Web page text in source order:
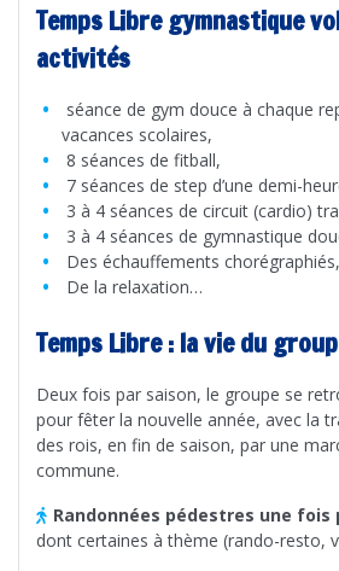
Temps Libre gymnastique
activités
séance de gym douce à chaque
vacances scolaires,
8 séances de fitball,
7 séances de step d’une demi-
3 à 4 séances de circuit (cardio)
3 à 4 séances de gymnastique
Des échauffements chorégraphiés,
De la relaxation…
Temps Libre : la vie du
Deux fois par saison, le groupe se
pour fêter la nouvelle année, avec la
des rois, en fin de saison, par une
commune.
Randonnées pédestres une fois
dont certaines à thème (rando-resto,